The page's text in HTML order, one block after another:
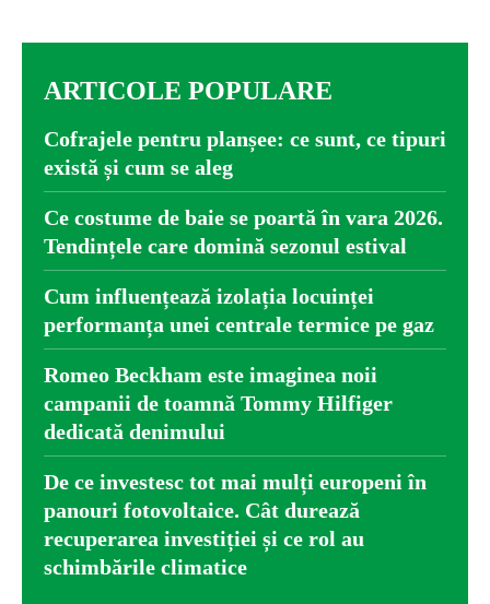
ARTICOLE POPULARE
Cofrajele pentru planșee: ce sunt, ce tipuri
există și cum se aleg
Ce costume de baie se poartă în vara 2026.
Tendințele care domină sezonul estival
Cum influențează izolația locuinței
performanța unei centrale termice pe gaz
Romeo Beckham este imaginea noii
campanii de toamnă Tommy Hilfiger
dedicată denimului
De ce investesc tot mai mulți europeni în
panouri fotovoltaice. Cât durează
recuperarea investiției și ce rol au
schimbările climatice